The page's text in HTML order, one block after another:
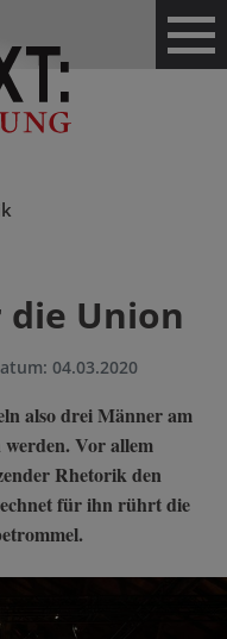
Union
04.03.2020
also drei Männer am
Vor allem
Rhetorik den
für ihn rührt die